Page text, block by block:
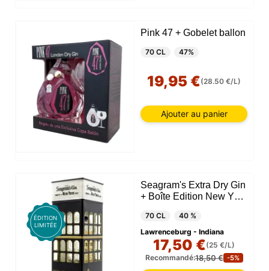
Pink 47 + Gobelet ballon
70 CL 47%
19,95 €(28.50 €/L)
Ajouter au panier
ÉDITION
LIMITÉE
Seagram's Extra Dry Gin
+ Boîte Edition New York
70 CL
40 %
Lawrenceburg - Indiana
17,50 €(25 €/L)
Recommandé:18,50 € -5%